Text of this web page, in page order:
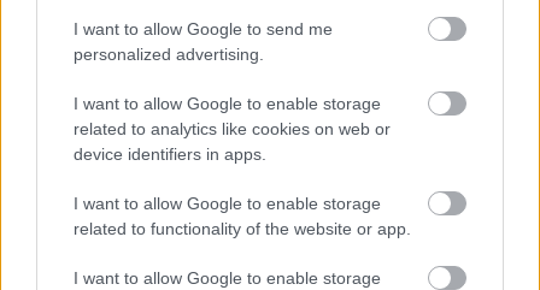
I want to allow Google to send me
personalized advertising.
I want to allow Google to enable storage
related to analytics like cookies on web or
device identifiers in apps.
I want to allow Google to enable storage
related to functionality of the website or app.
I want to allow Google to enable storage
Az osztrák szakember ugyanakkor kiemelte az idény két
legnagyobb pozitív meglepetését is. Elmondása szerint Bernie
Ecclestone-nal együtt nagyra tartja a világbajnoki összetettet
vezető Kimi Antonelli higgadtságát és sebességét, míg Max
Verstappen Magyar Nagydíjon nyújtott teljesítményét külön is
méltatta: „Ahogy Max kétszer is kifékezte Hamiltont azon a
szűk pályán, az a 2026-os szezon egyik csúcspontja volt.”